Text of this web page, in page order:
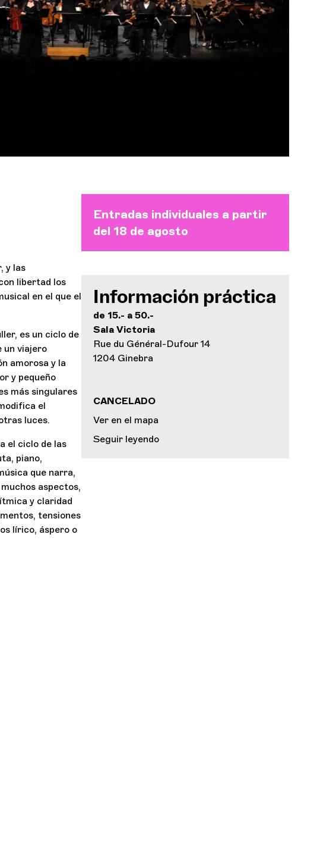
y las
libertad los
en el que el
es un ciclo de
un viajero
amorosa y la
y pequeño
más singulares
el
luces.
el ciclo de las
piano,
que narra,
aspectos,
y claridad
tensiones
lírico, áspero o
Entradas individuales a partir
del 18 de agosto
Información práctica
de 15.- a 50.-
Sala Victoria
Rue du Général-Dufour 14
1204 Ginebra
CANCELADO
Ver en el mapa
Seguir leyendo
Orquesta y músicos